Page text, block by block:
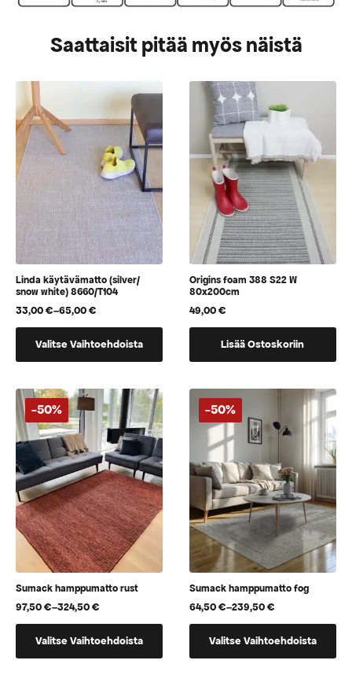
Saattaisit pitää myös näistä
Linda käytävämatto (silver/
snow white) 8660/T104
33,00€–65,00€
Hintaluokka:
33,00 €
Valitse Vaihtoehdoista
useampi
muunnelma.
Voit
tehdä
valinnat
tuotteen
sivulla.
Origins foam 388 S22 W
80x200cm
49,00€
Lisää Ostoskoriin
-50%
Sumack hamppumatto rust
97,50€–324,50€
Hintaluokka:
97,50 €
Valitse Vaihtoehdoista
tuotteella
-50%
Sumack hamppumatto fog
64,50€–239,50€
Hintaluokka:
64,50 €
Valitse Vaihtoehdoista
tuotteella